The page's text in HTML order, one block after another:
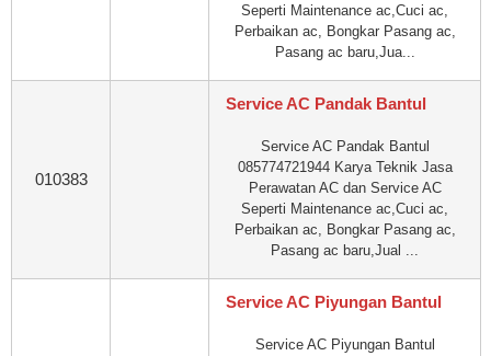
Seperti Maintenance ac,Cuci ac,
Perbaikan ac, Bongkar Pasang ac,
Pasang ac baru,Jua...
010383
Service AC Pandak Bantul
Service AC Pandak Bantul
085774721944 Karya Teknik Jasa
Perawatan AC dan Service AC
Seperti Maintenance ac,Cuci ac,
Perbaikan ac, Bongkar Pasang ac,
Pasang ac baru,Jual ...
Service AC Piyungan Bantul
Service AC Piyungan Bantul